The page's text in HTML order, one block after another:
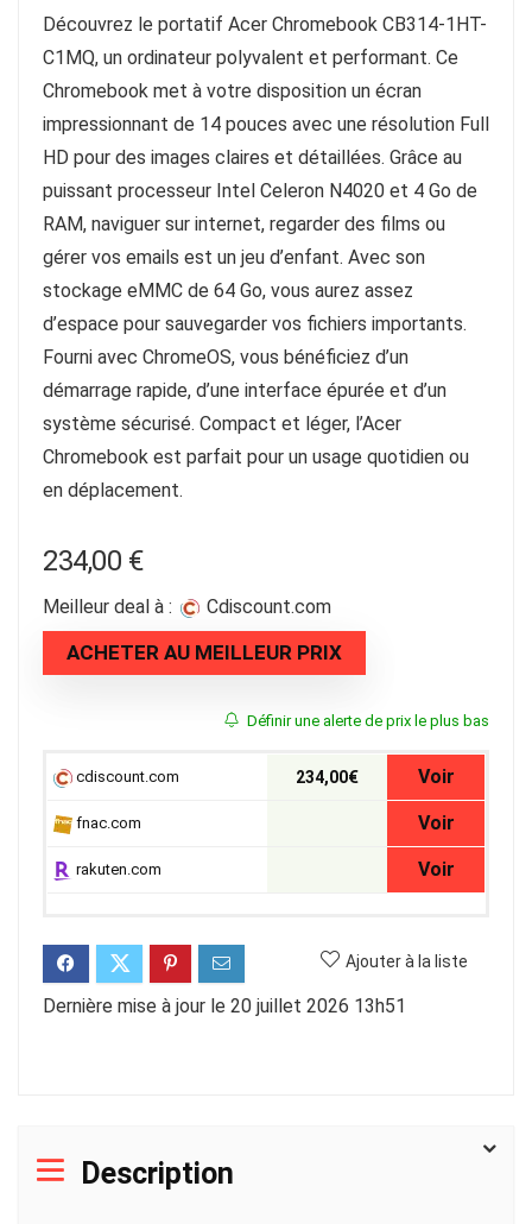
Découvrez le portatif Acer Chromebook CB314-1HT-
C1MQ, un ordinateur polyvalent et performant. Ce
Chromebook met à votre disposition un écran
impressionnant de 14 pouces avec une résolution Full
HD pour des images claires et détaillées. Grâce au
puissant processeur Intel Celeron N4020 et 4 Go de
RAM, naviguer sur internet, regarder des films ou
gérer vos emails est un jeu d’enfant. Avec son
stockage eMMC de 64 Go, vous aurez assez
d’espace pour sauvegarder vos fichiers importants.
Fourni avec ChromeOS, vous bénéficiez d’un
démarrage rapide, d’une interface épurée et d’un
système sécurisé. Compact et léger, l’Acer
Chromebook est parfait pour un usage quotidien ou
en déplacement.
234,00 €
Meilleur deal à : cdiscount.com
ACHETER AU MEILLEUR PRIX
Définir une alerte de prix le plus bas
cdiscount.com 234,00€ Voir
fnac.com Voir
rakuten.com Voir
Ajouter à la liste
Dernière mise à jour le 20 juillet 2026 13h51
Description